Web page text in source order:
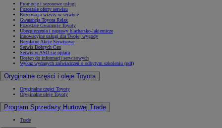
Promocje i sezonowe usługi
Pozostałe oferty serwisu
Rezerwacja wizyty w serwisie
Gwarancja Toyota Relax
Pozostałe Gwarancje Toyoty
Ubezpieczenia i naprawy blacharsko-lakiernicze
Innowacyjne usługi dla Twojej wygody
Bezpłatne Akcje Serwisowe
Serwis Dobrych Cen
Serwis w ASO się opłaca
Dostęp do informacji serwisowych
Wykaz wydanych zaświadczeń o odbytym szkoleniu (pdf)
Oryginalne części i oleje Toyota
Oryginalne części Toyoty
Oryginalne oleje Toyoty
Program Sprzedaży Hurtowej Trade
Trade